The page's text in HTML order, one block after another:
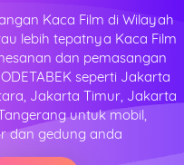
Kaca Film di Wilayah
lebih tepatnya Kaca Film
dan pemasangan
seperti Jakarta
Jakarta Timur, Jakarta
untuk mobil,
dan gedung anda